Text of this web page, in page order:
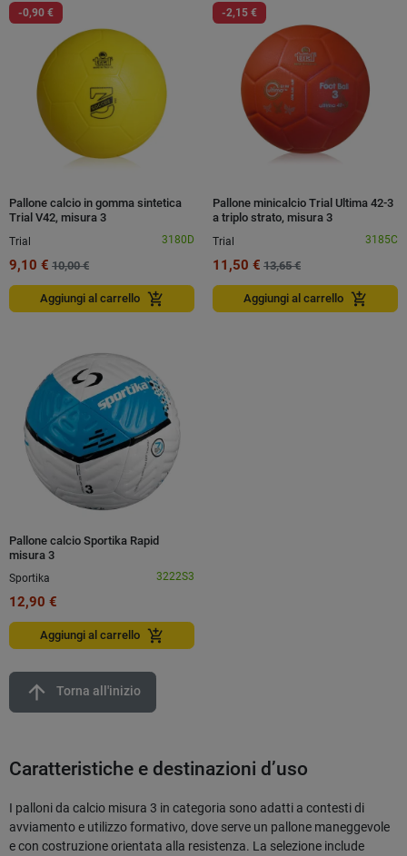
-0,90 €
Pallone calcio in gomma sintetica
Trial V42, misura 3
Trial
3180D
9,10 € 10,00 €
Aggiungi al carrello add_shopping_cart
-2,15 €
Pallone minicalcio Trial Ultima 42-3
a triplo strato, misura 3
Trial
3185C
11,50 € 13,65 €
Aggiungi al carrello add_shopping_cart
Pallone calcio Sportika Rapid
misura 3
Sportika
3222S3
12,90 €
Aggiungi al carrello add_shopping_cart
arrow_upward Torna all'inizio
Caratteristiche e destinazioni d’uso
I palloni da calcio misura 3 in categoria sono adatti a contesti di
avviamento e utilizzo formativo, dove serve un pallone maneggevole
e con costruzione orientata alla resistenza. La selezione include